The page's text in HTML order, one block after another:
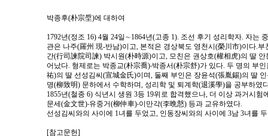
박종후(朴宗垕)에 대하여
1792년(정조 16) 4월 24일∼1864년(고종 1). 조선 후기 성리학자. 자는
관은 나주(羅州 現-반남)이고, 본적은 경상북도 영천시(榮川市)이다.
간(行司諫院司諫) 박시원(朴時源)이고, 모친은 권상호(權相虎)의 딸
어났다. 형제로는 박종교(朴宗喬)‧박종서(朴宗舒)가 있다. 두 명의 부
祐)의 딸 선성김씨(宣城金氏)이며, 둘째 부인은 장윤석(張胤錫)의 딸
명(柳致明) 문하에서 수학하며, 성리학 및 퇴계학(退溪學)을 공부하였
1855년(철종 6) 식년시 생원 3등 19위로 합격했으나, 더 이상 과거시
문세(金文世)‧유중거(柳仲車)‧이만각(李晩慤) 등과 교유하였다.
선성김씨와의 사이에 1녀를 두었고, 인동장씨와의 사이에 3남 3녀를
[참고문헌]